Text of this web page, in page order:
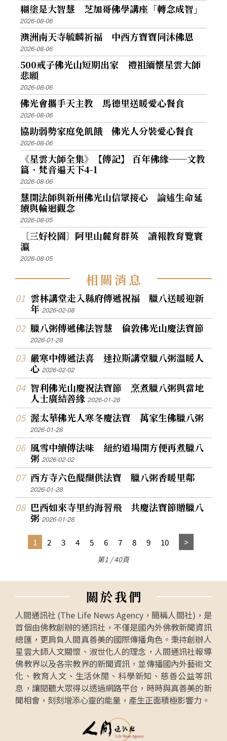
糊塗是大智慧 芝加哥佛學講座「轉念成智」
2026-08-06
澳洲南天寺毓麟祈福 中西方寶寶同沐佛恩
2026-08-06
500戒子佛光山短期出家 禮祖緬懷星雲大師
悲願
2026-08-06
佛光會攜手天主教 馬德里送暖愛心餐食
2026-08-06
協助弱勢家庭免飢餓 佛光人分裝愛心餐食
2026-08-06
《星雲大師全集》【傳記】 百年佛緣──文教
篇．梵音遍天下4-1
2026-08-06
慧開法師與新州佛光山信眾接心 論述生命延
續與輪迴觀念
2026-08-05
〔三好校園〕阿里山麓育群英 讀報教育覽寰
瀛
2026-08-05
相關消息
雲林講堂走入縣府傳遞祝福 臘八送暖迎新
年2026-02-08
臘八粥傳遞佛法智慧 倫敦佛光山慶法寶節
2026-01-28
嚴寒中傳遞法喜 達拉斯講堂臘八粥溫暖人
心2026-02-02
智利佛光山慶祝法寶節 烹煮臘八粥與當地
人士廣結善緣2026-01-28
渥太華佛光人寒冬慶法寶 萬家生佛臘八粥
2026-01-28
風雪中續傳法味 紐約道場開方便再煮臘八
粥2026-02-02
西方寺六色醍醐供法寶 臘八粥香暖里鄰
2026-01-28
巴西如來寺里約海習飛 共慶法寶節贈臘八
粥2026-01-28
1 2 3 4 5 6 7 8 9 10
第1 / 40頁
關於我們
人間通訊社 (The Life News Agency，簡稱人間社)，是
首個由佛教創辦的通訊社，不僅是國內外佛教新聞資訊
總匯，更肩負人間真善美的國際傳播角色。秉持創辦人
星雲大師人文關懷、淑世化人的理念，人間通訊社報導
佛教界以及各宗教界的新聞資訊，並傳播國內外藝術文
化、教育人文、生活休閒、科學新知、慈善公益等訊
息，讓閱聽大眾得以透過網路平台，時時與真善美的新
聞相會，刻刻增添心靈的能量，產生正面積極影響力。